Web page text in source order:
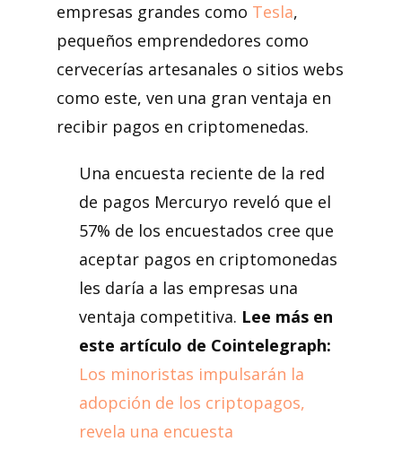
empresas grandes como Tesla,
pequeños emprendedores como
cervecerías artesanales o sitios webs
como este, ven una gran ventaja en
recibir pagos en criptomenedas.
Una encuesta reciente de la red
de pagos Mercuryo reveló que el
57% de los encuestados cree que
aceptar pagos en criptomonedas
les daría a las empresas una
ventaja competitiva. Lee más en
este artículo de Cointelegraph:
Los minoristas impulsarán la
adopción de los criptopagos,
revela una encuesta